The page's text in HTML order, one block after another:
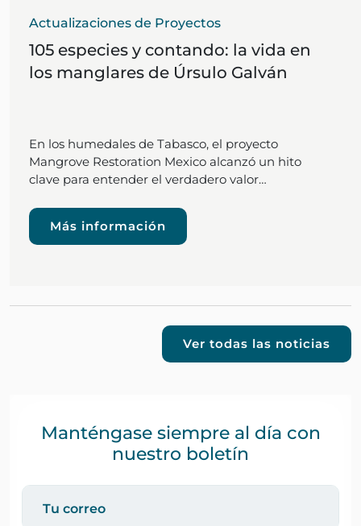
Actualizaciones de Proyectos
105 especies y contando: la vida en
los manglares de Úrsulo Galván
En los humedales de Tabasco, el proyecto
Mangrove Restoration Mexico alcanzó un hito
clave para entender el verdadero valor…
Más información
Ver todas las noticias
Manténgase siempre al día con
nuestro boletín